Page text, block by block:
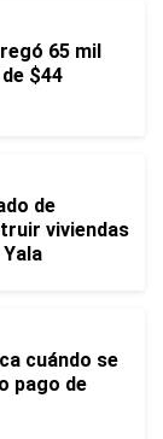
65 mil
$44
de
viviendas
cuándo se
pago de